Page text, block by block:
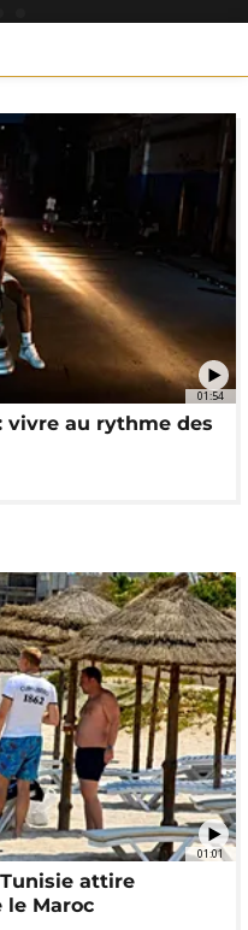
01:54
vivre au rythme des
01:01
attire
le Maroc